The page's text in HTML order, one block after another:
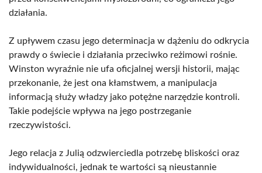
działania.
Z upływem czasu jego determinacja w dążeniu do odkrycia
prawdy o świecie i działania przeciwko reżimowi rośnie.
Winston wyraźnie nie ufa oficjalnej wersji historii, mając
przekonanie, że jest ona kłamstwem, a manipulacja
informacją służy władzy jako potężne narzędzie kontroli.
Takie podejście wpływa na jego postrzeganie
rzeczywistości.
Jego relacja z Julią odzwierciedla potrzebę bliskości oraz
indywidualności, jednak te wartości są nieustannie